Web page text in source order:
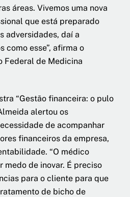
áreas. Vivemos uma nova
que está preparado
adversidades, daí a
como esse”, afirma o
Federal de Medicina
“Gestão financeira: o pulo
alertou os
de acompanhar
financeiros da empresa,
“O médico
medo de inovar. É preciso
para o cliente para que
de bicho de